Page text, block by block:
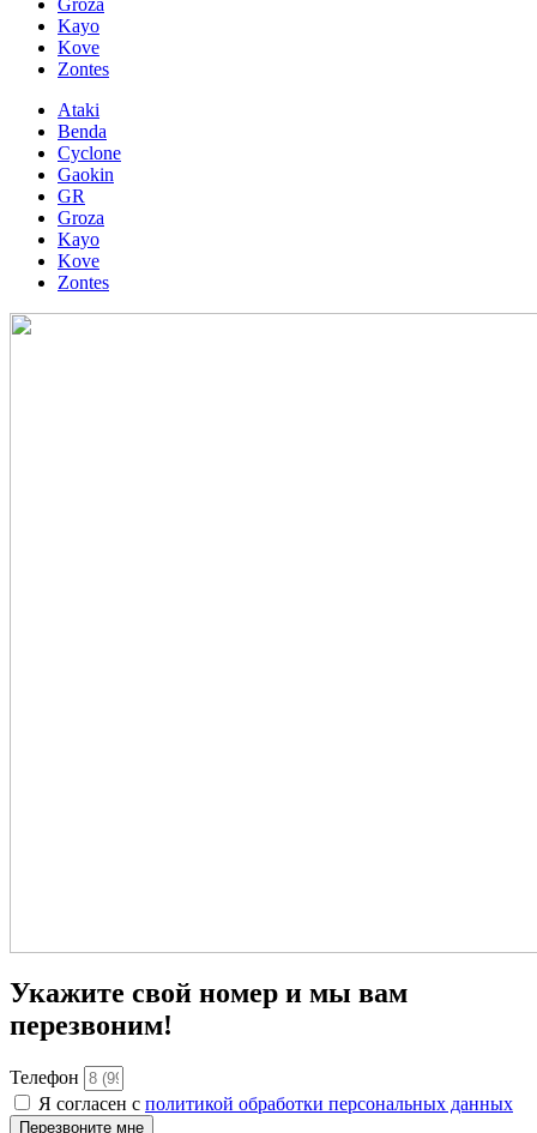
Kayo
Kove
Zontes
Ataki
Benda
Cyclone
Gaokin
GR
Groza
Kayo
Kove
Zontes
Укажите свой номер и мы вам
перезвоним!
Телефон
Я согласен с политикой обработки персональных данных
Перезвоните мне